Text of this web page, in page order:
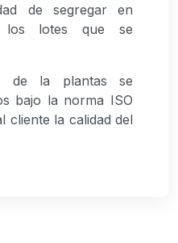
de segregar en
los lotes que se
de la plantas se
bajo la norma ISO
cliente la calidad del